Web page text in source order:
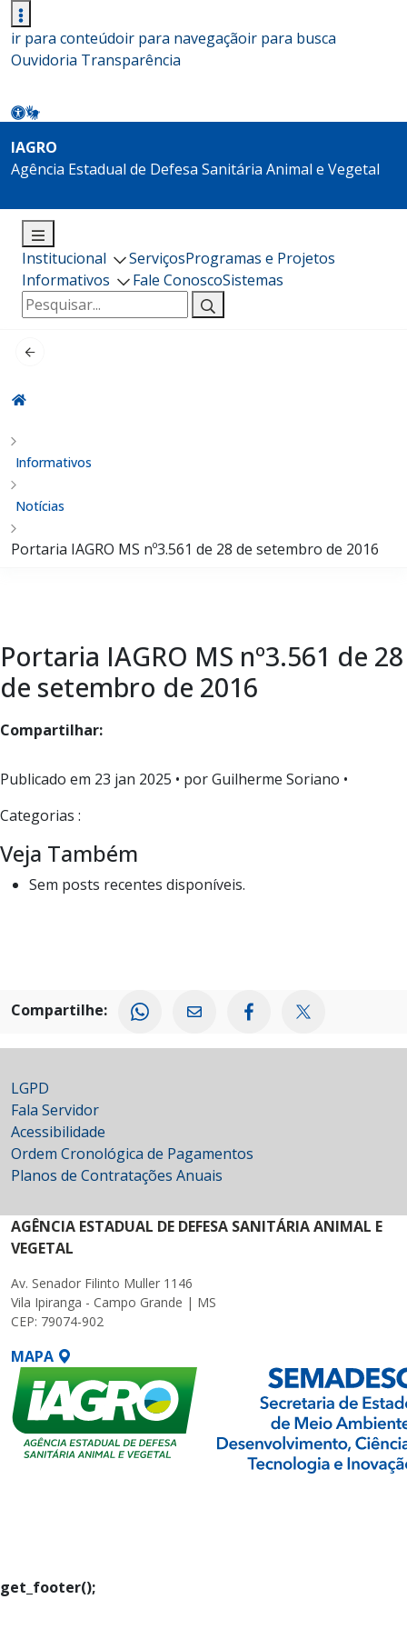
ir para conteúdoir para navegaçãoir para busca
Ouvidoria Transparência
IAGRO
Agência Estadual de Defesa Sanitária Animal e Vegetal
Institucional ServiçosProgramas e Projetos
Informativos
Fale ConoscoSistemas
Pesquisar
por:
Informativos
Notícias
Portaria IAGRO MS nº3.561 de 28 de setembro de 2016
Portaria IAGRO MS nº3.561 de 28
de setembro de 2016
Compartilhar:
Publicado em 23 jan 2025 • por Guilherme Soriano •
Categorias :
Veja Também
Sem posts recentes disponíveis.
Compartilhe:
LGPD
Fala Servidor
Acessibilidade
Ordem Cronológica de Pagamentos
Planos de Contratações Anuais
AGÊNCIA ESTADUAL DE DEFESA SANITÁRIA ANIMAL E
VEGETAL
Av. Senador Filinto Muller 1146
Vila Ipiranga - Campo Grande | MS
CEP: 79074-902
MAPA
get_footer();